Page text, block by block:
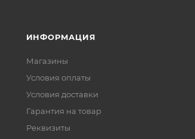
ИНФОРМАЦИЯ
Магазины
Условия оплаты
Условия доставки
Гарантия на товар
Реквизиты